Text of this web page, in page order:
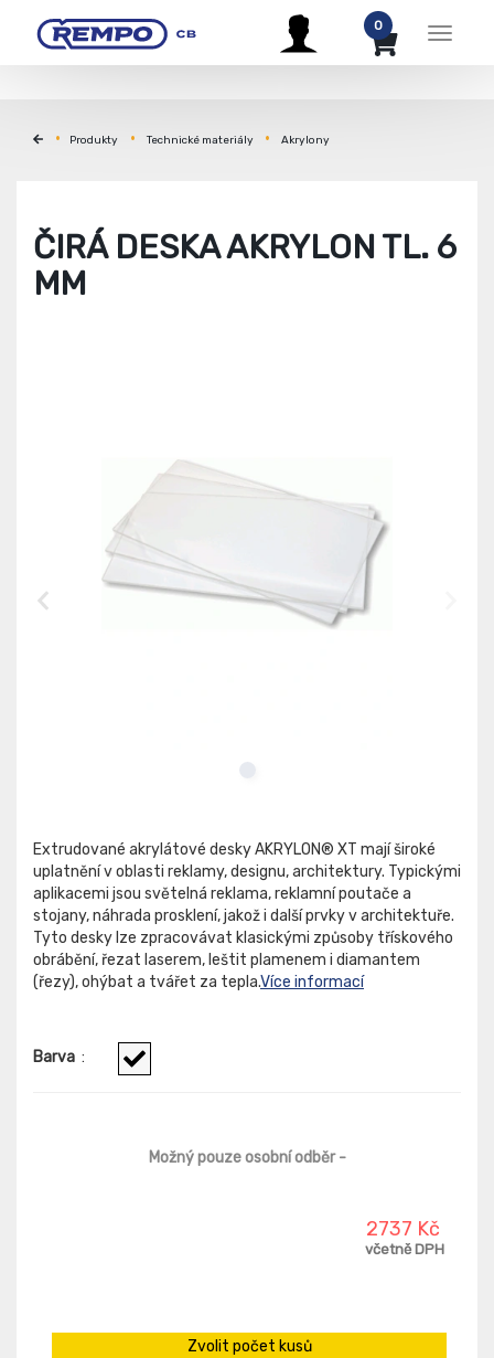
Menu
0
Produkty Technické materiály Akrylony
ČIRÁ DESKA AKRYLON TL. 6
MM
Extrudované akrylátové desky AKRYLON® XT mají široké
uplatnění v oblasti reklamy, designu, architektury. Typickými
aplikacemi jsou světelná reklama, reklamní poutače a
stojany, náhrada prosklení, jakož i další prvky v architektuře.
Tyto desky lze zpracovávat klasickými způsoby třískového
obrábění, řezat laserem, leštit plamenem i diamantem
(řezy), ohýbat a tvářet za tepla.Více informací
Barva :
Možný pouze osobní odběr-
2737 Kč
včetně DPH
Zvolit počet kusů